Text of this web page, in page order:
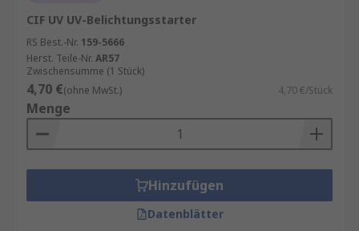
CIF UV UV-Belichtungsstarter
RS Best.-Nr. 159-5666
Herst. Teile-Nr. AR57
Zwischensumme (1 Stück)
4,70 €(ohne MwSt.) 4,70 €/Stück
Menge
Hinzufügen
Datenblätter